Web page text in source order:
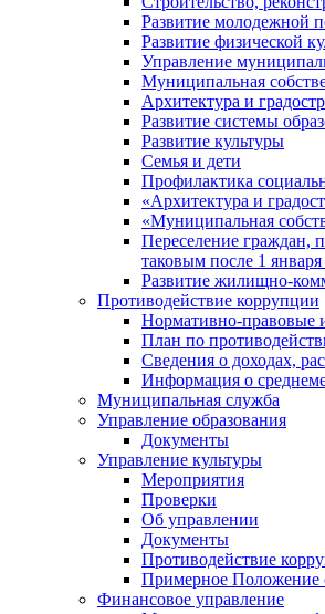
Развитие молодежной
Развитие физической
Управление
Муниципальная
Архитектура и
Развитие системы
Развитие культуры
Семья и дети
Профилактика
«Архитектура и
«Муниципальная
Переселение граждан,
таковым после 1
Развитие жилищно-
Противодействие коррупции
Нормативно-правовые
План по
Сведения о доходах,
Информация о
Муниципальная служба
Управление образования
Документы
Управление культуры
Мероприятия
Проверки
Об управлении
Документы
Противодействие
Примерное Положение
Финансовое управление